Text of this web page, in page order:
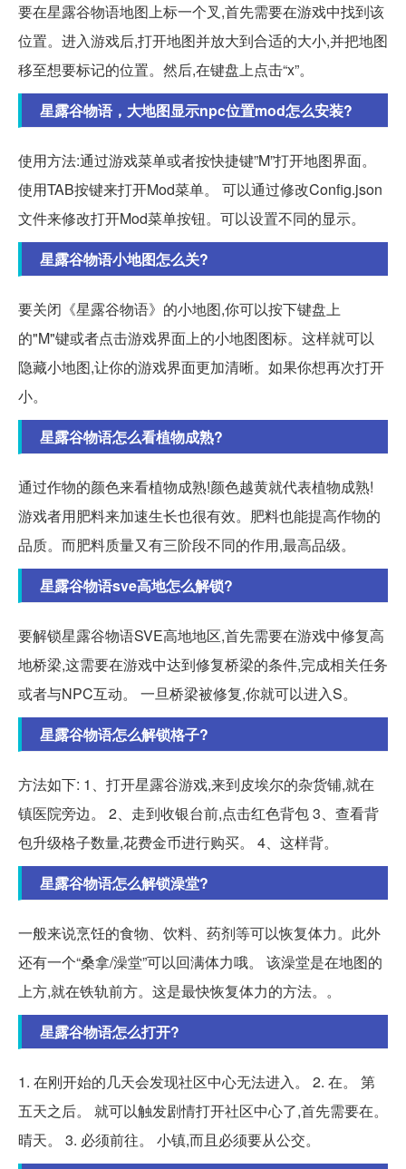
要在星露谷物语地图上标一个叉,首先需要在游戏中找到该
位置。进入游戏后,打开地图并放大到合适的大小,并把地图
移至想要标记的位置。然后,在键盘上点击“x”。
星露谷物语，大地图显示npc位置mod怎么安装?
使用方法:通过游戏菜单或者按快捷键”M”打开地图界面。
使用TAB按键来打开Mod菜单。 可以通过修改Config.json
文件来修改打开Mod菜单按钮。可以设置不同的显示。
星露谷物语小地图怎么关?
要关闭《星露谷物语》的小地图,你可以按下键盘上
的"M"键或者点击游戏界面上的小地图图标。这样就可以
隐藏小地图,让你的游戏界面更加清晰。如果你想再次打开
小。
星露谷物语怎么看植物成熟?
通过作物的颜色来看植物成熟!颜色越黄就代表植物成熟!
游戏者用肥料来加速生长也很有效。肥料也能提高作物的
品质。而肥料质量又有三阶段不同的作用,最高品级。
星露谷物语sve高地怎么解锁?
要解锁星露谷物语SVE高地地区,首先需要在游戏中修复高
地桥梁,这需要在游戏中达到修复桥梁的条件,完成相关任务
或者与NPC互动。 一旦桥梁被修复,你就可以进入S。
星露谷物语怎么解锁格子?
方法如下: 1、打开星露谷游戏,来到皮埃尔的杂货铺,就在
镇医院旁边。 2、走到收银台前,点击红色背包 3、查看背
包升级格子数量,花费金币进行购买。 4、这样背。
星露谷物语怎么解锁澡堂?
一般来说烹饪的食物、饮料、药剂等可以恢复体力。此外
还有一个“桑拿/澡堂”可以回满体力哦。 该澡堂是在地图的
上方,就在铁轨前方。这是最快恢复体力的方法。。
星露谷物语怎么打开?
1. 在刚开始的几天会发现社区中心无法进入。 2. 在。 第
五天之后。 就可以触发剧情打开社区中心了,首先需要在。
晴天。 3. 必须前往。 小镇,而且必须要从公交。